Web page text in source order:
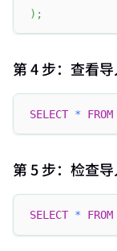
) ;
第 4 步：查看
SELECT * FROM
第 5 步：检查
SELECT * FROM